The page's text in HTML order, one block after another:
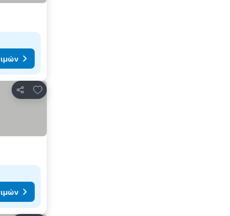
Κοινοποίηση
Προσθήκη στα αγαπημένα